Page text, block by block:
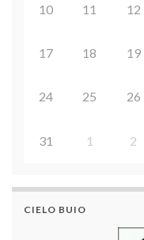
10 11 12
17 18 19
24 25 26
31 1 2
CIELO BUIO